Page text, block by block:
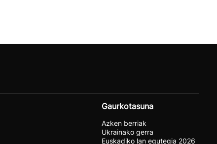
Gaurkotasuna
Azken berriak
Ukrainako gerra
Euskadiko lan egutegia 2026